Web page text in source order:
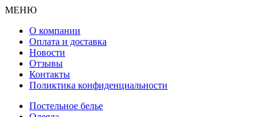
МЕНЮ
О компании
Оплата и доставка
Новости
Отзывы
Контакты
Поликтика конфиденциальности
Постельное белье